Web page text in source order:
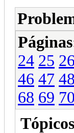
24 25 26
46 47 48
68 69 70